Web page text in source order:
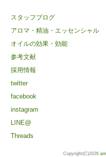
スタッフブログ
アロマ・精油・エッセンシャル
オイルの効果・効能
参考文献
採用情報
twitter
facebook
instagram
LINE@
Threads
Copyright(C)2026